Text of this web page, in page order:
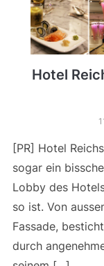
Hotel
[PR] Hotel
sogar ein
Lobby des
so ist. Von
Fassade,
durch